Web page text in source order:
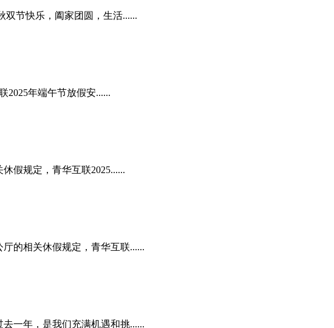
节快乐，阖家团圆，生活......
2025年端午节放假安......
假规定，青华互联2025......
的相关休假规定，青华互联......
一年，是我们充满机遇和挑......